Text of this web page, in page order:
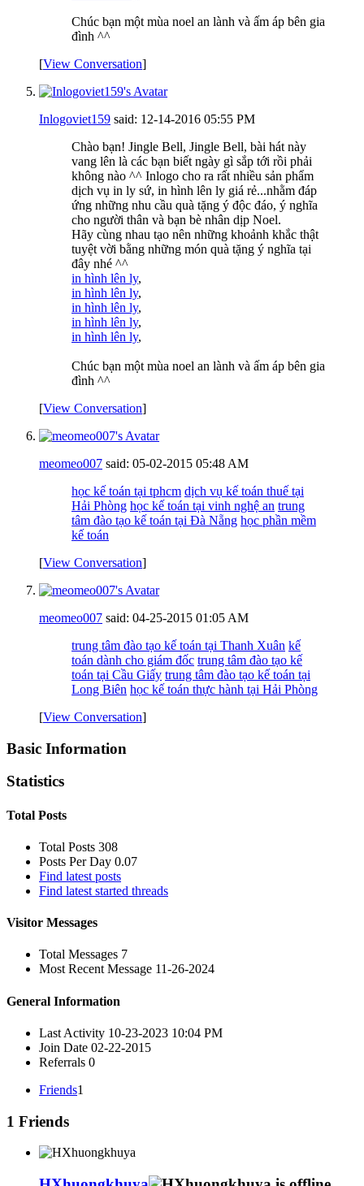
Chúc bạn một mùa noel an lành và ấm áp bên gia
đình ^^
[View Conversation]
Inlogoviet159 said: 12-14-2016 05:55 PM
Chào bạn! Jingle Bell, Jingle Bell, bài hát này
vang lên là các bạn biết ngày gì sắp tới rồi phải
không nào ^^ Inlogo cho ra rất nhiều sản phẩm
dịch vụ in ly sứ, in hình lên ly giá rẻ...nhằm đáp
ứng những nhu cầu quà tặng ý độc đáo, ý nghĩa
cho người thân và bạn bè nhân dịp Noel.
Hãy cùng nhau tạo nên những khoảnh khắc thật
tuyệt vời bằng những món quà tặng ý nghĩa tại
đây nhé ^^
in hình lên ly,
in hình lên ly,
in hình lên ly,
in hình lên ly,
in hình lên ly,
Chúc bạn một mùa noel an lành và ấm áp bên gia
đình ^^
[View Conversation]
meomeo007 said: 05-02-2015 05:48 AM
học kế toán tại tphcm dịch vụ kế toán thuế tại
Hải Phòng học kế toán tại vinh nghệ an trung
tâm đào tạo kế toán tại Đà Nẵng học phần mềm
kế toán
[View Conversation]
meomeo007 said: 04-25-2015 01:05 AM
trung tâm đào tạo kế toán tại Thanh Xuân kế
toán dành cho giám đốc trung tâm đào tạo kế
toán tại Cầu Giấy trung tâm đào tạo kế toán tại
Long Biên học kế toán thực hành tại Hải Phòng
[View Conversation]
Basic Information
Statistics
Total Posts
Total Posts 308
Posts Per Day 0.07
Find latest posts
Find latest started threads
Visitor Messages
Total Messages 7
Most Recent Message 11-26-2024
General Information
Last Activity 10-23-2023 10:04 PM
Join Date 02-22-2015
Referrals 0
Friends1
1 Friends